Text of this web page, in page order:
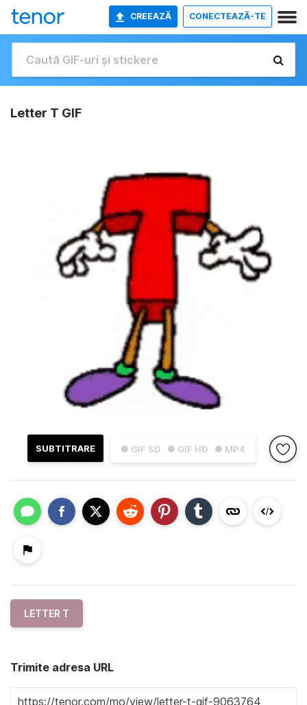
CREEAZĂ CONECTEAZĂ-TE
Letter T GIF
● GIF SD ● GIF HD ● MP4
SUBTITRARE
LETTER T
Trimite adresa URL